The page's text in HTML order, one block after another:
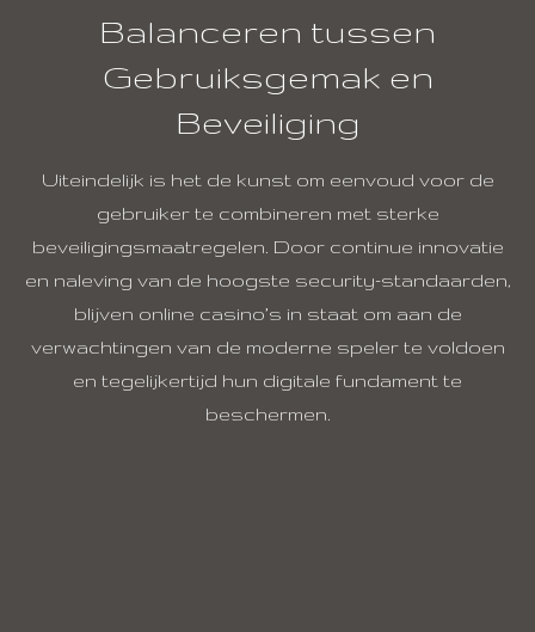
Balanceren tussen
Gebruiksgemak en
Beveiliging
Uiteindelijk is het de kunst om eenvoud voor de
gebruiker te combineren met sterke
beveiligingsmaatregelen. Door continue innovatie
en naleving van de hoogste security-standaarden,
blijven online casino’s in staat om aan de
verwachtingen van de moderne speler te voldoen
en tegelijkertijd hun digitale fundament te
beschermen.